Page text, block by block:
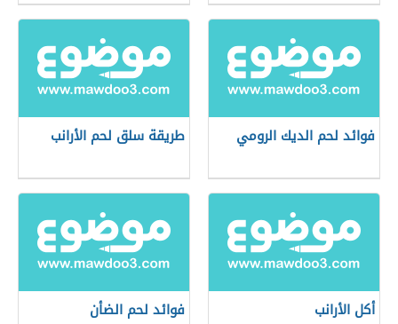
فوائد لحم الديك الرومي طريقة سلق لحم الأرانب
أكل الأرانب فوائد لحم الضأن